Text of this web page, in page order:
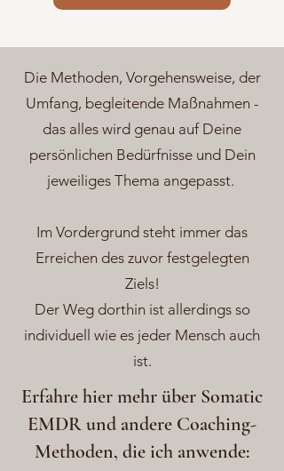
Die Methoden, Vorgehensweise, der
Umfang, begleitende Maßnahmen -
das alles wird genau auf Deine
persönlichen Bedürfnisse und Dein
jeweiliges Thema angepasst.
Im Vordergrund steht immer das
Erreichen des zuvor festgelegten
Ziels!
Der Weg dorthin ist allerdings so
individuell wie es jeder Mensch auch
ist.
Erfahre hier mehr über Somatic
EMDR und andere Coaching-
Methoden, die ich anwende: